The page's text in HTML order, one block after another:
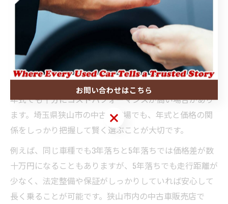
中古車年式と価格の賢いバランスの取り方
中古車の年式選びは、価格とのバランスが最も重要なポ
イントです。年式が新しいほど車両本体価格は高くなり
ますが、走行距離やメンテナンス状況によっては古めの
年式でも十分にコストパフォーマンスが高い場合があり
ます。埼玉県狭山市の中古車市場でも、年式と価格の関
係をしっかり把握して賢く選ぶことが大切です。
例えば、同じ車種でも3年落ちと5年落ちでは価格差が数
十万円になることもありますが、5年落ちでも走行距離が
少なく、法定整備や保証がしっかりしていれば安心して
長く乗ることが可能です。狭山市内の中古車販売店で
お問い合わせはこちら
お問い合わせはこちら